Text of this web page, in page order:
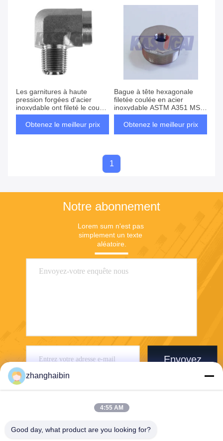
Les garnitures à haute
pression forgées d'acier
inoxydable ont fileté le coude
ASTM A182 F316 de rue
Obtenez le meilleur prix
Bague à tête hexagonale
filetée coulée en acier
inoxydable ASTM A351 MSS
SP-114 CL1000
Obtenez le meilleur prix
1
Notre abonnement
Lorem sum n'est pas
simplement un texte
aléatoire.
Envoyez
zhanghaibin
4:55 AM
Good day, what product are you looking for?